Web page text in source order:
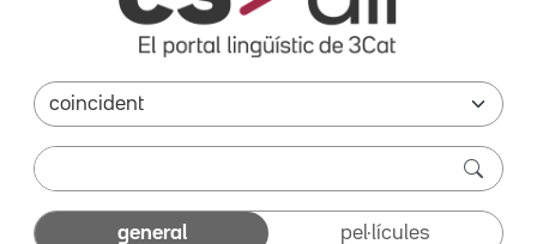
general pel·lícules